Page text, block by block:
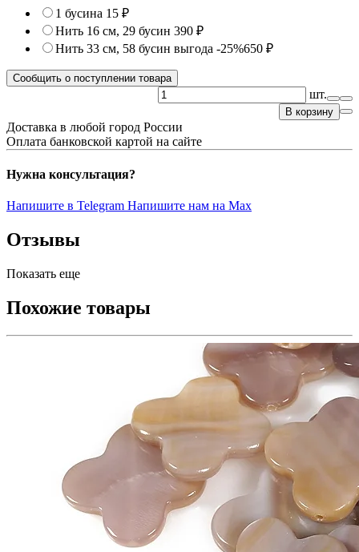
1 бусина 15 ₽
Нить 16 см, 29 бусин 390 ₽
Нить 33 см, 58 бусин выгода -25%650 ₽
Сообщить о поступлении товара
шт.
В корзину
Доставка в любой город России
Оплата банковской картой на сайте
Нужна консультация?
Напишите в Telegram Напишите нам на Max
Отзывы
Показать еще
Похожие товары